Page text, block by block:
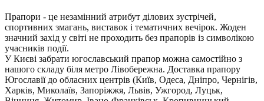
Прапори - це незамінний атрибут ділових зустрічей,
спортивних змагань, виставок і тематичних вечірок. Жоден
значний захід у світі не проходить без прапорів із символікою
учасників події.
У Києві забрати югославський прапор можна самостійно з
нашого складу біля метро Лівобережна. Доставка прапору
Югославії до обласних центрів (Київ, Одеса, Дніпро, Чернігів,
Харків, Миколаїв, Запоріжжя, Львів, Ужгород, Луцьк,